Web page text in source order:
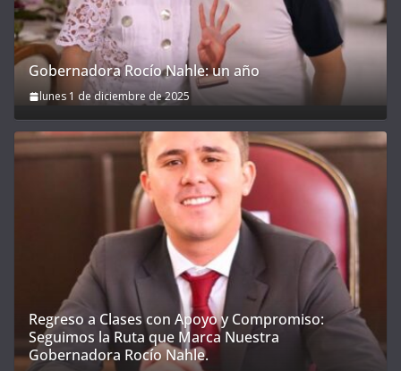
Gobernadora Rocío Nahle: un año
lunes 1 de diciembre de 2025
Regreso a Clases con Apoyo y Compromiso:
Seguimos la Ruta que Marca Nuestra
Gobernadora Rocío Nahle.